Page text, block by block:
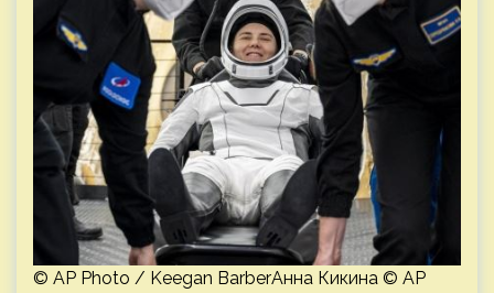
© AP Photo / Keegan BarberАнна Кикина © AP